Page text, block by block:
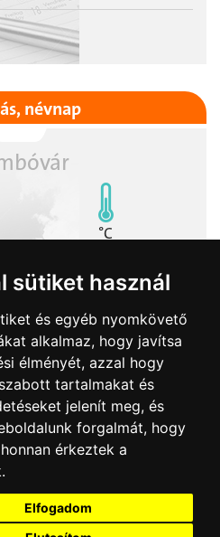
sütiket használ
és egyéb nyomkövető
alkalmaz, hogy javítsa
élményét, azzal hogy
tartalmakat és
jelenít meg, és
forgalmát, hogy
érkeztek a
Elfogadom
névnap
°C
08-07
napja